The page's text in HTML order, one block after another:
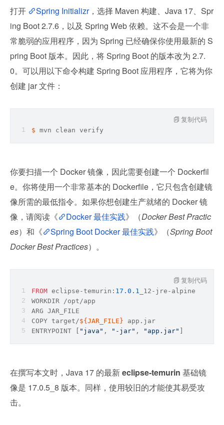
打开 Spring Initializr，选择 Maven 构建、Java 17、Spr
ing Boot 2.7.6，以及 Spring Web 依赖。这不会是一个非
常脆弱的应用程序，因为 Spring 已经确保你使用最新的 S
pring Boot 版本。因此，将 Spring Boot 的版本改为 2.7.
0。可以用以下命令构建 Spring Boot 应用程序，它将为你
创建 jar 文件：
$ mvn clean verify
复制代码
你要扫描一个 Docker 镜像，因此需要创建一个 Dockerfil
e。你将使用一个非常基本的 Dockerfile，它只包含创建镜
像所需的最低指令。如果你想创建生产就绪的 Docker 镜
像，请阅读《
Docker 最佳实践》（Docker Best Practic
es）和《 Spring Boot Docker 最佳实践》（Spring Boot
Docker Best Practices）。
FROM eclipse -temurin: 17.0 .1 _12 - jre - alpine
WORKDIR /opt/app
ARG JAR_FILE
COPY target/${JAR_FILE} app.jar
ENTRYPOINT [
"java" , "-jar" , "app.jar"
复制代码
在撰写本文时，Java 17 的最新 eclipse-temurin 基础镜
像是 17.0.5_8 版本。同样，使用较旧的才能使其易受攻
击。